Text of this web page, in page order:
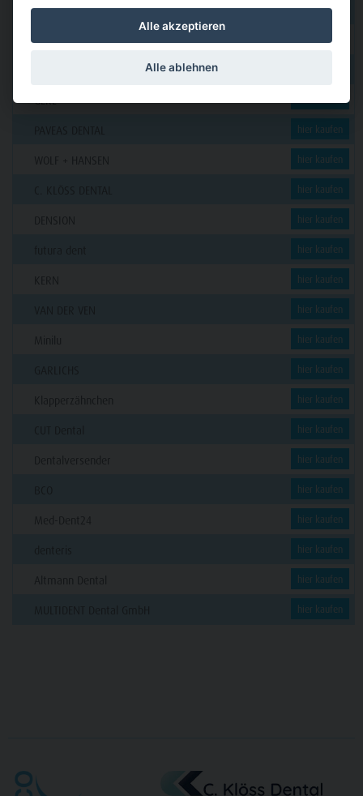
dental 2000 hier kaufen
Dental Eggert hier kaufen
GERL
hier kaufen
hier kaufen
hier kaufen
hier kaufen
hier kaufen
hier kaufen
hier kaufen
hier kaufen
hier kaufen
hier kaufen
hier kaufen
hier kaufen
hier kaufen
hier kaufen
hier kaufen
hier kaufen
hier kaufen
Alle akzeptieren
Alle ablehnen